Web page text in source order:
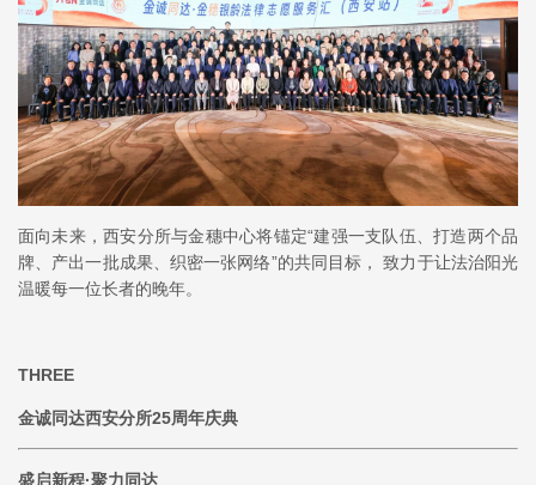
面向未来，西安分所与金穗中心将锚定“建强一支队伍、打造两个品
牌、产出一批成果、织密一张网络”的共同目标， 致力于让法治阳光
温暖每一位长者的晚年。
THREE
金诚同达西安分所25周年庆典
盛启新程·聚力同达